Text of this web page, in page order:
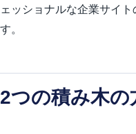
ェッショナルな企業サイ
す。
2つの積み木の